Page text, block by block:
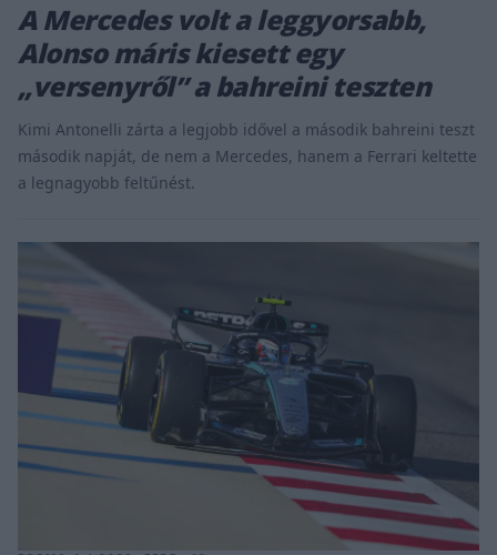
A Mercedes volt a leggyorsabb,
Alonso máris kiesett egy
„versenyről” a bahreini teszten
Kimi Antonelli zárta a legjobb idővel a második bahreini teszt
második napját, de nem a Mercedes, hanem a Ferrari keltette
a legnagyobb feltűnést.